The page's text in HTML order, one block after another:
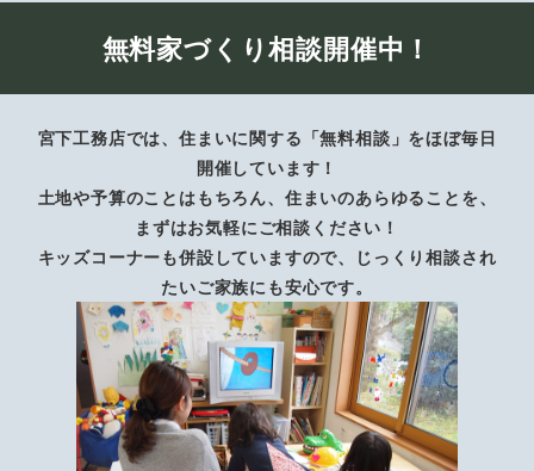
無料家づくり相談開催中！
宮下工務店では、住まいに関する「無料相談」をほぼ毎日
開催しています！
土地や予算のことはもちろん、住まいのあらゆることを、
まずはお気軽にご相談ください！
キッズコーナーも併設していますので、じっくり相談され
たいご家族にも安心です。